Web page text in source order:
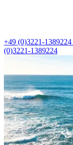
+49 (0)3221-1389224
(0)3221-1389224